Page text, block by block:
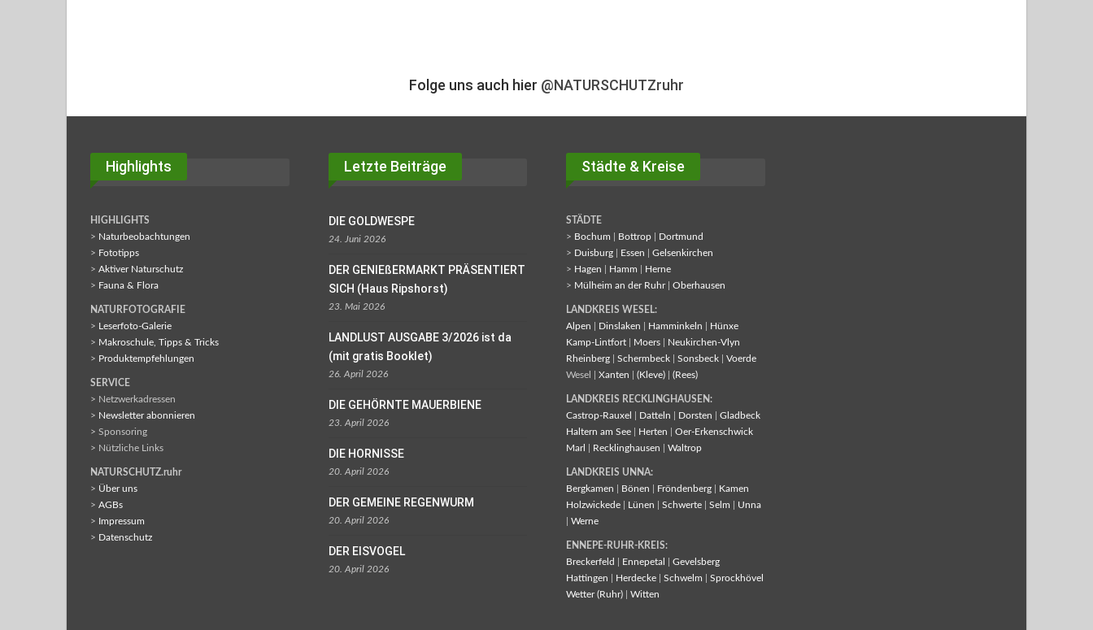
Folge uns auch hier @NATURSCHUTZruhr
Highlights
HIGHLIGHTS
> Naturbeobachtungen
> Fototipps
> Aktiver Naturschutz
> Fauna & Flora
NATURFOTOGRAFIE
> Leserfoto-Galerie
> Makroschule, Tipps & Tricks
> Produktempfehlungen
SERVICE
> Netzwerkadressen
> Newsletter abonnieren
> Sponsoring
> Nützliche Links
NATURSCHUTZ.ruhr
> Über uns
> AGBs
> Impressum
> Datenschutz
Letzte Beiträge
DIE GOLDWESPE
24. Juni 2026
DER GENIEßERMARKT PRÄSENTIERT
SICH (Haus Ripshorst)
23. Mai 2026
LANDLUST AUSGABE 3/2026 ist da
(mit gratis Booklet)
26. April 2026
DIE GEHÖRNTE MAUERBIENE
23. April 2026
DIE HORNISSE
20. April 2026
DER GEMEINE REGENWURM
20. April 2026
DER EISVOGEL
20. April 2026
Städte & Kreise
STÄDTE
> Bochum Bottrop
Dortmund
> Duisburg Essen
Gelsenkirchen
> Hagen Hamm
Herne
> Mülheim an der Ruhr| Oberhausen
LANDKREIS WESEL:
Alpen
Dinslaken Hamminkeln
Hünxe
Kamp-Lintfort
Moers
Neukirchen-Vlyn
Rheinberg
Schermbeck Sonsbeck
Voerde
Wesel | Xanten (Kleve) (Rees)
LANDKREIS RECKLINGHAUSEN:
Castrop-Rauxel
Datteln Dorsten
Gladbeck
Haltern am See
Herten
Oer-Erkenschwick
Marl
Recklinghausen Waltrop
LANDKREIS UNNA:
Bergkamen
Bönen Fröndenberg
Kamen
Holzwickede
Lünen Schwerte Selm
Unna
Werne
ENNEPE-RUHR-KREIS:
Breckerfeld
Ennepetal
Gevelsberg
Hattingen
Herdecke Schwelm
Sprockhövel
Wetter (Ruhr)
Witten